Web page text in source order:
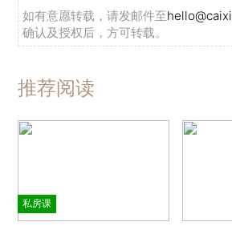
如有意愿转载，请发邮件至
确认及授权后，方可转载。
推荐阅读
私房课